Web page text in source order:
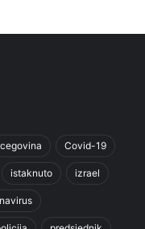
Covid-19
istaknuto izrael